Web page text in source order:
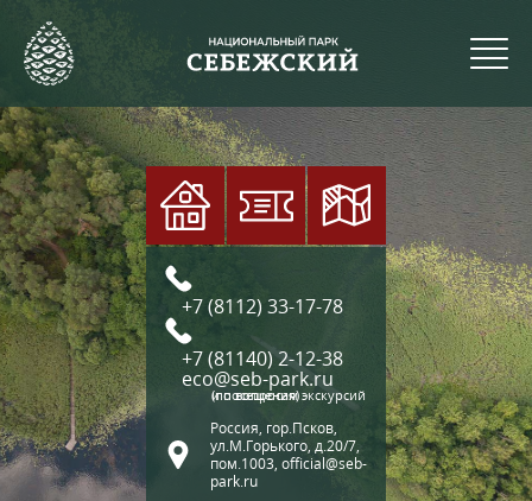
+7 (8112) 33-17-78
+7 (81140) 2-12-38
eco@seb-park.ru
(по вопросам экскурсий и посещения)
Россия, гор.Псков,
ул.М.Горького, д.20/7,
пом.1003, official@seb-
park.ru